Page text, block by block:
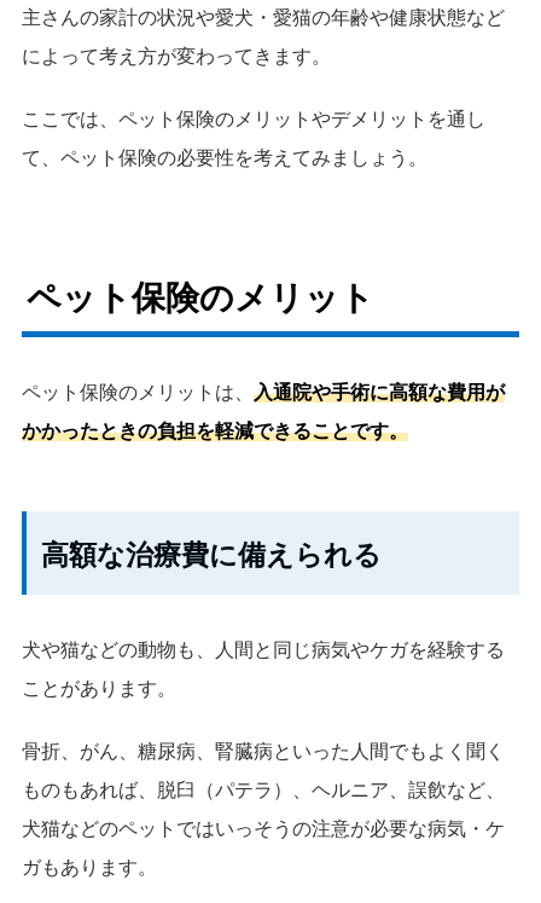
主さんの家計の状況や愛犬・愛猫の年齢や健康状態など
によって考え方が変わってきます。
ここでは、ペット保険のメリットやデメリットを通し
て、ペット保険の必要性を考えてみましょう。
ペット保険のメリット
ペット保険のメリットは、 入通院や手術に高額な費用が
かかったときの負担を軽減できることです。
高額な治療費に備えられる
犬や猫などの動物も、人間と同じ病気やケガを経験する
ことがあります。
骨折、がん、糖尿病、腎臓病といった人間でもよく聞く
ものもあれば、脱臼（パテラ）、ヘルニア、誤飲など、
犬猫などのペットではいっそうの注意が必要な病気・ケ
ガもあります。